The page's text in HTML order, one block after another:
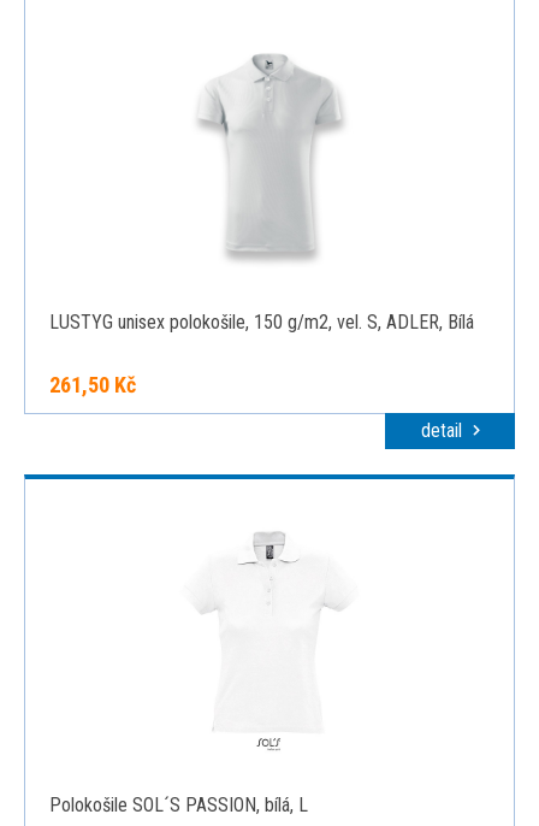
LUSTYG unisex polokošile, 150 g/m2, vel. S, ADLER, Bílá
261,50 Kč
detail
Polokošile SOL´S PASSION, bílá, L